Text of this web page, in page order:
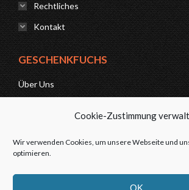
Cookie-Zustimmung
Wir verwenden Cookies, um unsere Webseite und
optimieren.
OK
Rechtliches
Kontakt
GESCHENKFUCHS
Über Uns
FAQ